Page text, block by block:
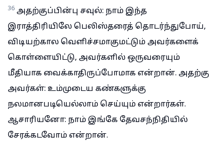
36 அதற்குப்பின்பு சவுல்: நாம் இந்த
இராத்திரியிலே பெலிஸ்தரைத் தொடர்ந்துபோய்,
விடியற்கால வெளிச்சமாகுமட்டும் அவர்களைக்
கொள்ளையிட்டு, அவர்களில் ஒருவரையும்
மீதியாக வைக்காதிருப்போமாக என்றான். அதற்கு
அவர்கள்: உம்முடைய கண்களுக்கு
நலமானபடியெல்லாம் செய்யும் என்றார்கள்.
ஆசாரியனோ: நாம் இங்கே தேவசந்நிதியில்
சேரக்கடவோம் என்றான்.